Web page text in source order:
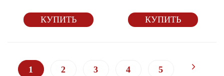
КУПИТЬ КУПИТЬ
1 2 3 4 5